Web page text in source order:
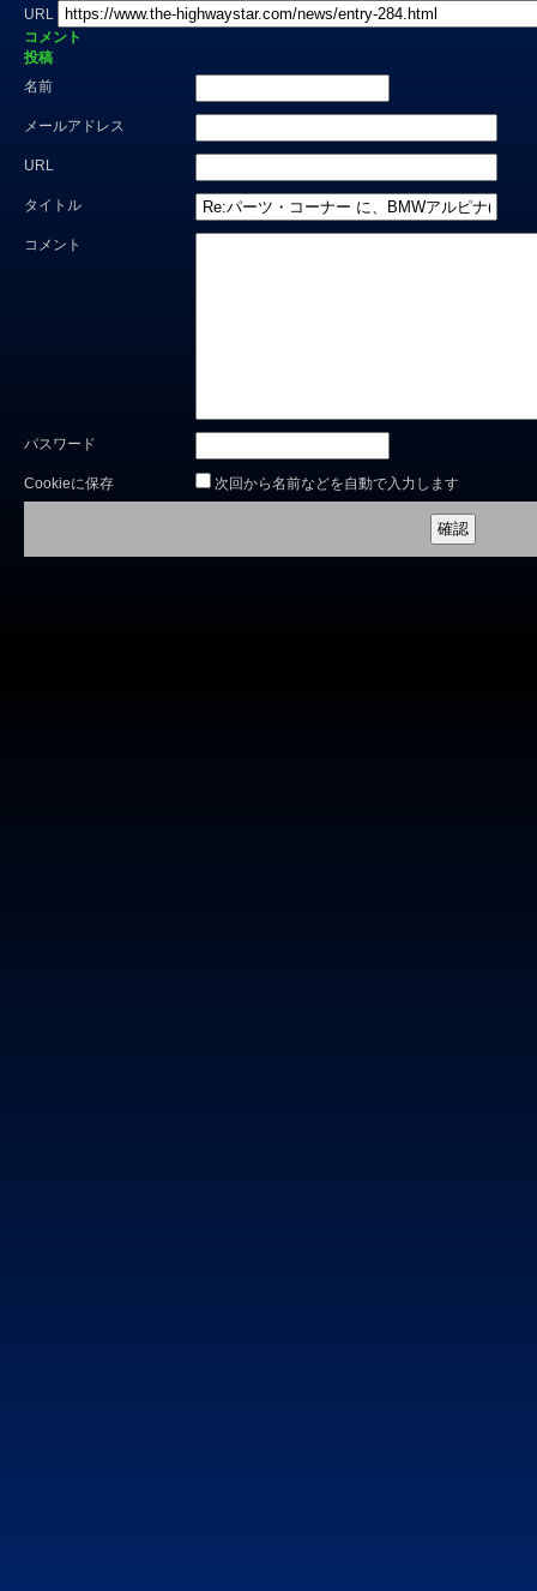
URL
コメント
投稿
名前
メールアドレス
URL
タイトル
コメント
パスワード
Cookieに保存 次回から名前などを自動で入力します